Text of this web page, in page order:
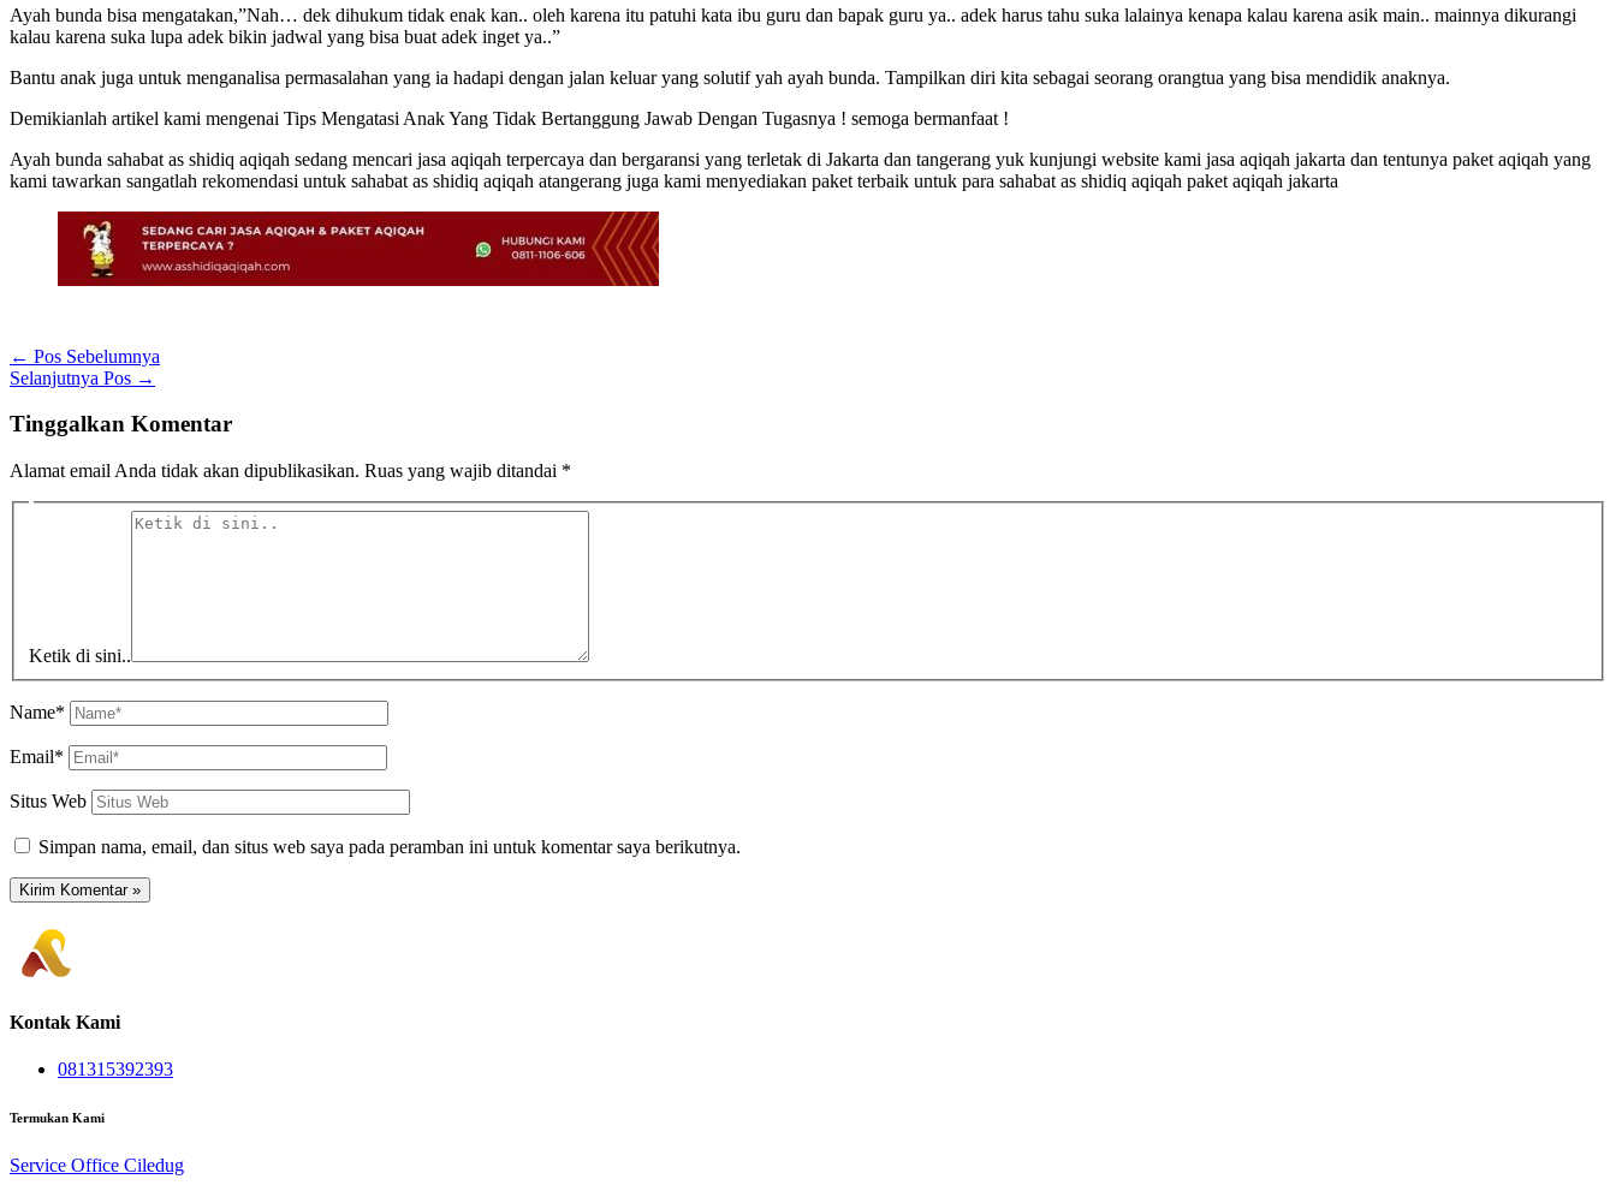
Ayah bunda bisa mengatakan,”Nah… dek dihukum tidak enak kan.. oleh karena itu patuhi kata ibu guru dan bapak guru ya.. adek harus tahu suka lalainya kenapa kalau karena asik main.. mainnya dikurangi
kalau karena suka lupa adek bikin jadwal yang bisa buat adek inget ya..”
Bantu anak juga untuk menganalisa permasalahan yang ia hadapi dengan jalan keluar yang solutif yah ayah bunda. Tampilkan diri kita sebagai seorang orangtua yang bisa mendidik anaknya.
Demikianlah artikel kami mengenai Tips Mengatasi Anak Yang Tidak Bertanggung Jawab Dengan Tugasnya ! semoga bermanfaat !
Ayah bunda sahabat as shidiq aqiqah sedang mencari jasa aqiqah terpercaya dan bergaransi yang terletak di Jakarta dan tangerang yuk kunjungi website kami jasa aqiqah jakarta dan tentunya paket aqiqah yang
kami tawarkan sangatlah rekomendasi untuk sahabat as shidiq aqiqah atangerang juga kami menyediakan paket terbaik untuk para sahabat as shidiq aqiqah paket aqiqah jakarta
← Pos Sebelumnya
Selanjutnya Pos →
Tinggalkan Komentar
Alamat email Anda tidak akan dipublikasikan. Ruas yang wajib ditandai *
Ketik di sini..
Name*
Email*
Situs Web
Simpan nama, email, dan situs web saya pada peramban ini untuk komentar saya berikutnya.
Kontak Kami
081315392393
Termukan Kami
Service Office Ciledug